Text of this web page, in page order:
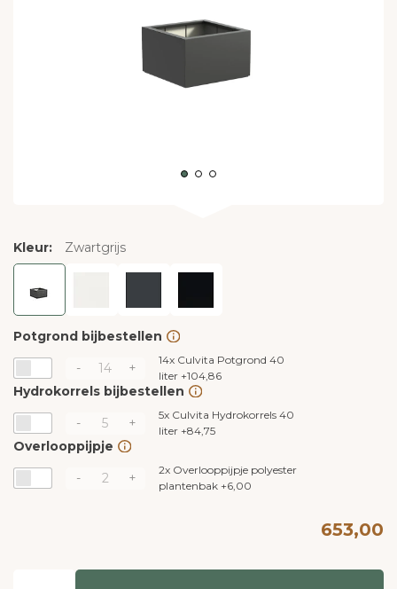
Kleur: Zwartgrijs
Potgrond bijbestellen
-
+ 14x Culvita Potgrond 40
liter +104,86
Hydrokorrels bijbestellen
-
+ 5x Culvita Hydrokorrels 40
liter +84,75
Overlooppijpje
-
+ 2x Overlooppijpje polyester
plantenbak +6,00
653,00